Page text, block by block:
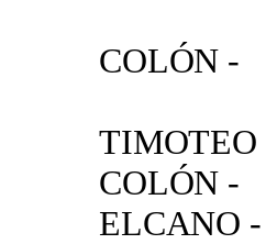
¿A
COLÓN
ELCANO